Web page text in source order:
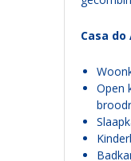
Casa
Open